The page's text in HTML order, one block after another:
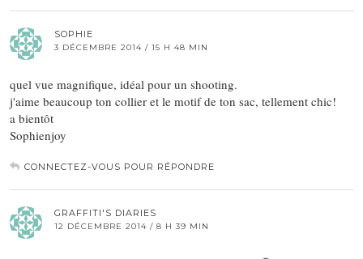
SOPHIE
3 DÉCEMBRE 2014 / 15 H 48 MIN
quel vue magnifique, idéal pour un shooting.
j'aime beaucoup ton collier et le motif de ton sac, tellement chic!
a bientôt
Sophienjoy
CONNECTEZ-VOUS POUR RÉPONDRE
GRAFFITI'S DIARIES
12 DÉCEMBRE 2014 / 8 H 39 MIN